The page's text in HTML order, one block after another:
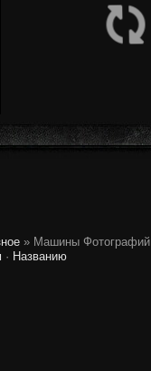
» Машины
· Названию